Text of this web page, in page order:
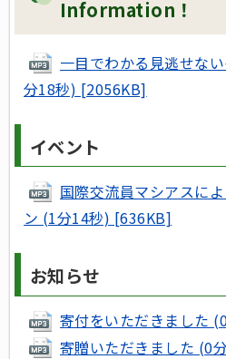
Information！
一目でわかる見逃せな
分18秒) [2056KB]
イベント
国際交流員マシアスに
ン (1分14秒) [636KB]
お知らせ
寄付をいただきました
寄贈いただきました (0